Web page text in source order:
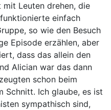
Leuten drehen, die
einfach
so wie den Besuch
Episode erzählen, aber
dass das allein den
Alician war das dann
schon beim
Schnitt. Ich glaube, es ist
sympathisch sind,